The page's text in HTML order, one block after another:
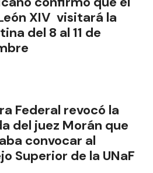
confirmó que el
XIV visitará la
del 8 al 11 de
Federal revocó la